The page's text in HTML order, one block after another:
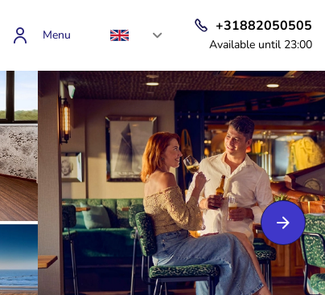
Menu
+31882050505
Available until 23:00